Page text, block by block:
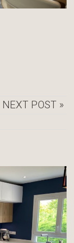
NEXT POST »